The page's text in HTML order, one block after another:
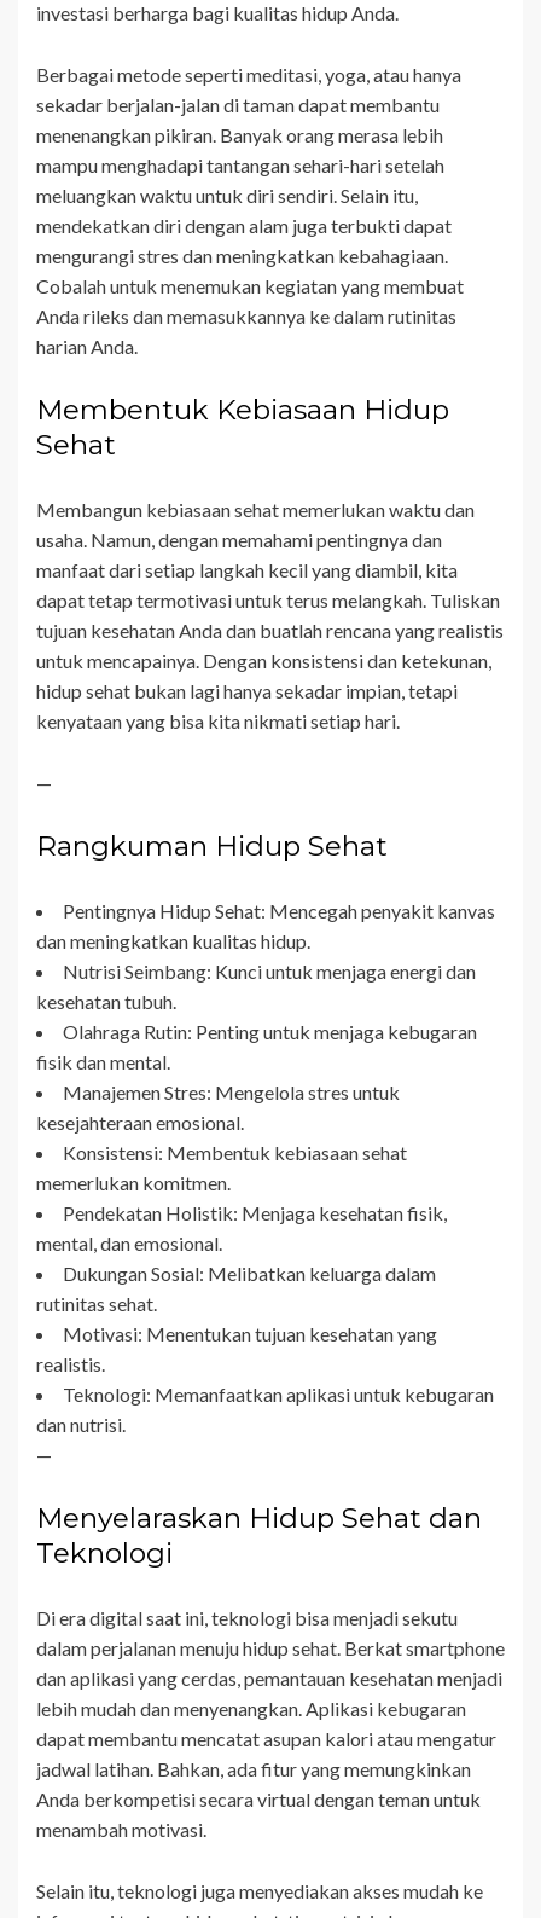
investasi berharga bagi kualitas hidup Anda.
Berbagai metode seperti meditasi, yoga, atau hanya
sekadar berjalan-jalan di taman dapat membantu
menenangkan pikiran. Banyak orang merasa lebih
mampu menghadapi tantangan sehari-hari setelah
meluangkan waktu untuk diri sendiri. Selain itu,
mendekatkan diri dengan alam juga terbukti dapat
mengurangi stres dan meningkatkan kebahagiaan.
Cobalah untuk menemukan kegiatan yang membuat
Anda rileks dan memasukkannya ke dalam rutinitas
harian Anda.
Membentuk Kebiasaan Hidup
Sehat
Membangun kebiasaan sehat memerlukan waktu dan
usaha. Namun, dengan memahami pentingnya dan
manfaat dari setiap langkah kecil yang diambil, kita
dapat tetap termotivasi untuk terus melangkah. Tuliskan
tujuan kesehatan Anda dan buatlah rencana yang realistis
untuk mencapainya. Dengan konsistensi dan ketekunan,
hidup sehat bukan lagi hanya sekadar impian, tetapi
kenyataan yang bisa kita nikmati setiap hari.
—
Rangkuman Hidup Sehat
Pentingnya Hidup Sehat: Mencegah penyakit kanvas
dan meningkatkan kualitas hidup.
Nutrisi Seimbang: Kunci untuk menjaga energi dan
kesehatan tubuh.
Olahraga Rutin: Penting untuk menjaga kebugaran
fisik dan mental.
Manajemen Stres: Mengelola stres untuk
kesejahteraan emosional.
Konsistensi: Membentuk kebiasaan sehat
memerlukan komitmen.
Pendekatan Holistik: Menjaga kesehatan fisik,
mental, dan emosional.
Dukungan Sosial: Melibatkan keluarga dalam
rutinitas sehat.
Motivasi: Menentukan tujuan kesehatan yang
realistis.
Teknologi: Memanfaatkan aplikasi untuk kebugaran
dan nutrisi.
—
Menyelaraskan Hidup Sehat dan
Teknologi
Di era digital saat ini, teknologi bisa menjadi sekutu
dalam perjalanan menuju hidup sehat. Berkat smartphone
dan aplikasi yang cerdas, pemantauan kesehatan menjadi
lebih mudah dan menyenangkan. Aplikasi kebugaran
dapat membantu mencatat asupan kalori atau mengatur
jadwal latihan. Bahkan, ada fitur yang memungkinkan
Anda berkompetisi secara virtual dengan teman untuk
menambah motivasi.
Selain itu, teknologi juga menyediakan akses mudah ke